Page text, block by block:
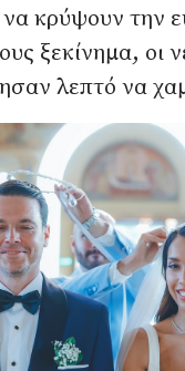
κρύψουν την
ξεκίνημα, οι
λεπτό να